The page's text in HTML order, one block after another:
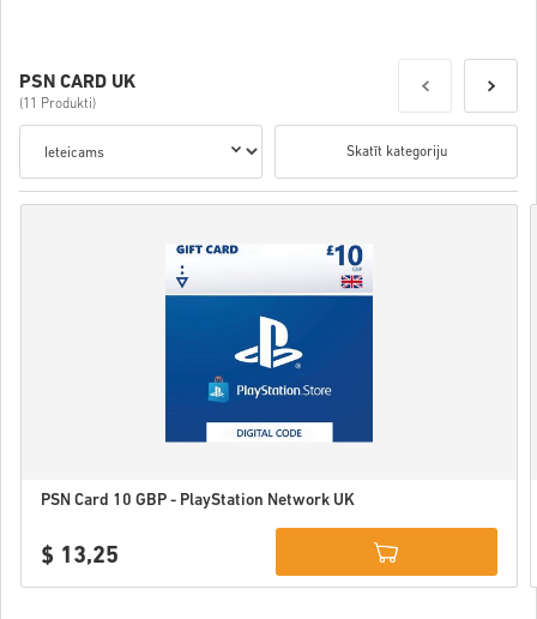
PSN CARD UK
(11 Produkti)
Skatīt kategoriju
PSN Card 10 GBP - PlayStation Network UK
$ 13,25